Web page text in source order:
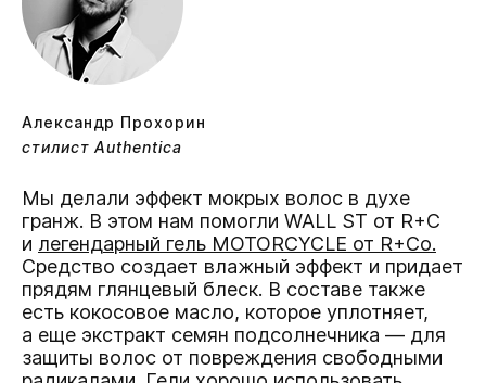
Александр Прохорин
стилист Authentica
Мы делали эффект мокрых волос в духе
гранж. В этом нам помогли WALL ST от R+C
и легендарный гель MOTORCYCLE от R+Co.
Средство создает влажный эффект и придает
прядям глянцевый блеск. В составе также
есть кокосовое масло, которое уплотняет,
а еще экстракт семян подсолнечника — для
защиты волос от повреждения свободными